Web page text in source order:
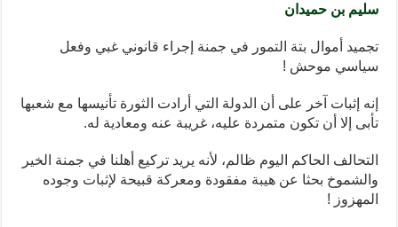
سليم بن حميدان
تجميد أموال بتة التمور في جمنة إجراء قانوني غبي وفعل
سياسي موحش !
إنه إثبات آخر على أن الدولة التي أرادت الثورة تأنيسها مع شعبها
تأبى إلا أن تكون متمردة عليه، غريبة عنه ومعادية له.
التحالف الحاكم اليوم ظالم، لأنه يريد تركيع أهلنا في جمنة الخير
والشموخ بحثا عن هيبة مفقودة ومعركة قبيحة لإثبات وجوده
المهزوز !